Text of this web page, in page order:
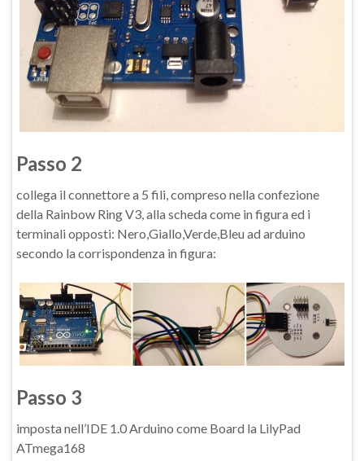
Passo 2
collega il connettore a 5 fili, compreso nella confezione
della Rainbow Ring V3, alla scheda come in figura ed i
terminali opposti: Nero,Giallo,Verde,Bleu ad arduino
secondo la corrispondenza in figura:
Passo 3
imposta nell’IDE 1.0 Arduino come Board la LilyPad
ATmega168